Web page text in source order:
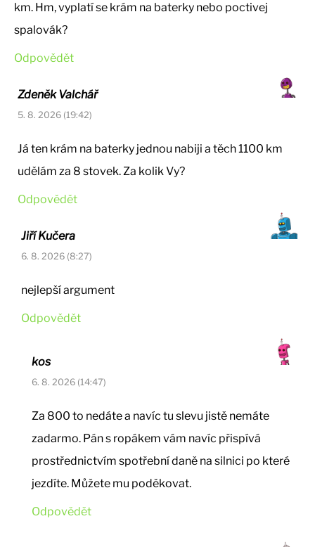
km. Hm, vyplatí se krám na baterky nebo poctivej
spalovák?
Odpovědět
Zdeněk Valchář
5. 8. 2026 (19:42)
Já ten krám na baterky jednou nabiji a těch 1100 km
udělám za 8 stovek. Za kolik Vy?
Odpovědět
Jiří Kučera
6. 8. 2026 (8:27)
nejlepší argument
Odpovědět
kos
6. 8. 2026 (14:47)
Za 800 to nedáte a navíc tu slevu jistě nemáte
zadarmo. Pán s ropákem vám navíc přispívá
prostřednictvím spotřební daně na silnici po které
jezdíte. Můžete mu poděkovat.
Odpovědět